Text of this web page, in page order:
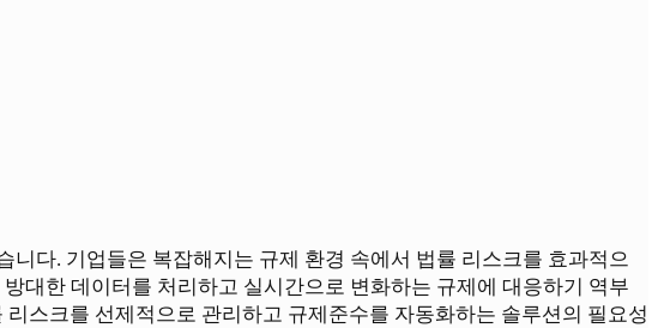
다. 기업들은 복잡해지는 규제 환경 속에서 법률 리스크를 효과적으
대한 데이터를 처리하고 실시간으로 변화하는 규제에 대응하기 역부
스크를 선제적으로 관리하고 규제준수를 자동화하는 솔루션의 필요성